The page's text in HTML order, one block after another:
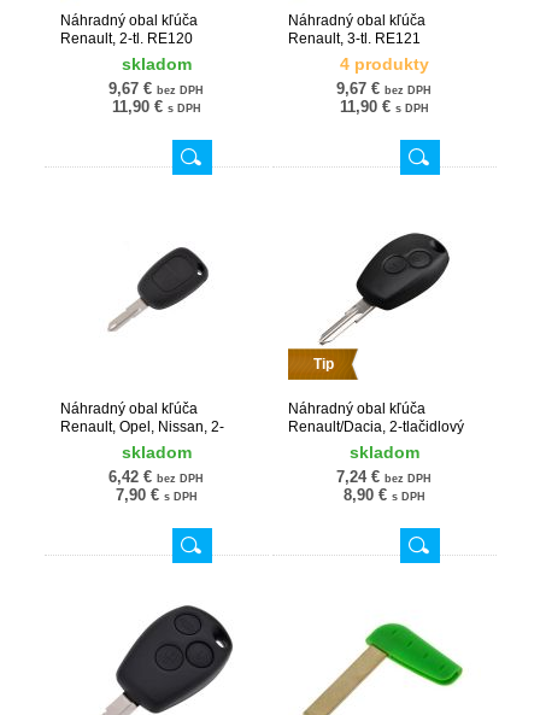
Náhradný obal kľúča
Renault, 2-tl. RE120
skladom
9,67 € bez DPH
11,90 € s DPH
Náhradný obal kľúča
Renault, 3-tl. RE121
4 produkty
9,67 € bez DPH
11,90 € s DPH
Náhradný obal kľúča
Renault, Opel, Nissan, 2-
tlačidlový RE109
skladom
6,42 € bez DPH
7,90 € s DPH
Tip
Náhradný obal kľúča
Renault/Dacia, 2-tlačidlový
skladom
7,24 € bez DPH
8,90 € s DPH